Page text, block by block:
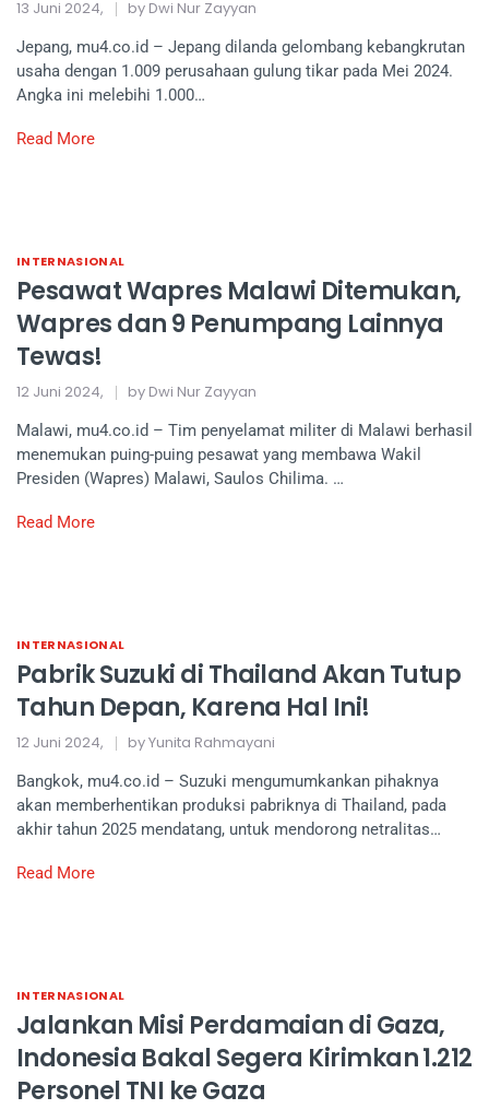
13 Juni 2024, by Dwi Nur Zayyan
Jepang, mu4.co.id – Jepang dilanda gelombang kebangkrutan
usaha dengan 1.009 perusahaan gulung tikar pada Mei 2024.
Angka ini melebihi 1.000…
Read More
INTERNASIONAL
Pesawat Wapres Malawi Ditemukan,
Wapres dan 9 Penumpang Lainnya
Tewas!
12 Juni 2024, by Dwi Nur Zayyan
Malawi, mu4.co.id – Tim penyelamat militer di Malawi berhasil
menemukan puing-puing pesawat yang membawa Wakil
Presiden (Wapres) Malawi, Saulos Chilima. …
Read More
INTERNASIONAL
Pabrik Suzuki di Thailand Akan Tutup
Tahun Depan, Karena Hal Ini!
12 Juni 2024, by Yunita Rahmayani
Bangkok, mu4.co.id – Suzuki mengumumkankan pihaknya
akan memberhentikan produksi pabriknya di Thailand, pada
akhir tahun 2025 mendatang, untuk mendorong netralitas…
Read More
INTERNASIONAL
Jalankan Misi Perdamaian di Gaza,
Indonesia Bakal Segera Kirimkan 1.212
Personel TNI ke Gaza